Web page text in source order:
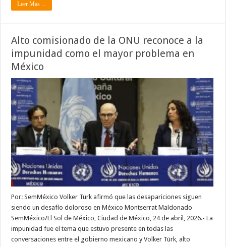
Leer Mas ...
Alto comisionado de la ONU reconoce a la
impunidad como el mayor problema en
México
Por: SemMéxico Volker Türk afirmó que las desapariciones siguen
siendo un desafío doloroso en México Montserrat Maldonado
SemMéxico/El Sol de México, Ciudad de México, 24 de abril, 2026.- La
impunidad fue el tema que estuvo presente en todas las
conversaciones entre el gobierno mexicano y Volker Türk, alto